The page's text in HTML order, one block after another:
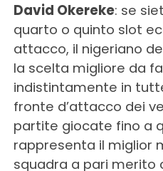
David Okereke: se
quarto o quinto slot
attacco, il nigeriano
la scelta migliore da
indistintamente in
fronte d’attacco dei
partite giocate fino a
rappresenta il miglior
squadra a pari merito